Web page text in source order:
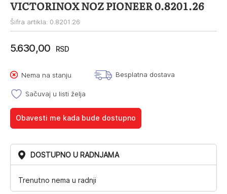
VICTORINOX NOZ PIONEER 0.8201.26
Šifra artikla: 0.8201.26
5.630,00 RSD
Nema na stanju Besplatna dostava
Sačuvaj u listi želja
Obavesti me kada bude dostupno
DOSTUPNO U RADNJAMA
Trenutno nema u radnji